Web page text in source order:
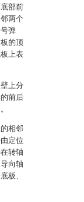
部前
两个
弹
的顶
上表
上分
前后
相邻
定位
转轴
向轴
板、